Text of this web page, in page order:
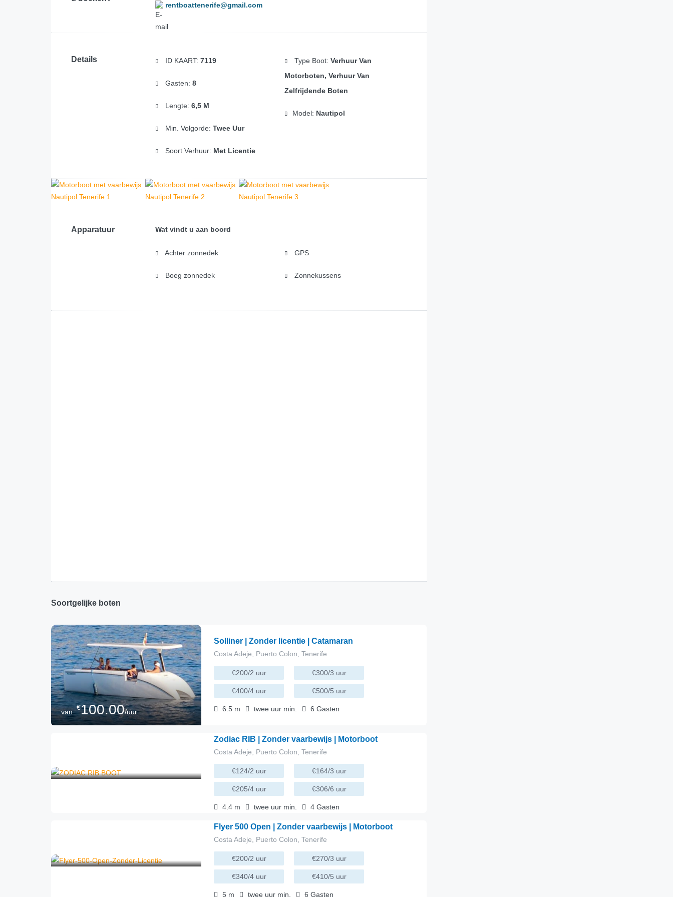
rentboattenerife@gmail.com
Details ID KAART: 7119
Gasten: 8
Lengte: 6,5 M
Min. Volgorde: Twee Uur
Soort Verhuur: Met Licentie
Type Boot: Verhuur Van
Motorboten, Verhuur Van
Zelfrijdende Boten
Model: Nautipol
Apparatuur Wat vindt u aan boord
Achter zonnedek
Boeg zonnedek
GPS
Zonnekussens
Soortgelijke boten
van
€100.00/uur
Solliner | Zonder licentie | Catamaran
Costa Adeje, Puerto Colon, Tenerife
€200/2 uur €300/3 uur
€400/4 uur €500/5 uur
6.5 m twee uur min. 6 Gasten
Zodiac RIB | Zonder vaarbewijs | Motorboot
Costa Adeje, Puerto Colon, Tenerife
€124/2 uur €164/3 uur
€205/4 uur €306/6 uur
4.4 m twee uur min. 4 Gasten
Flyer 500 Open | Zonder vaarbewijs | Motorboot
Costa Adeje, Puerto Colon, Tenerife
€200/2 uur €270/3 uur
€340/4 uur €410/5 uur
5 m twee uur min. 6 Gasten